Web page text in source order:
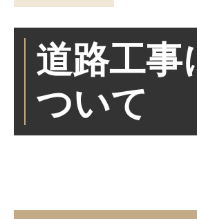
道路工事
ついて